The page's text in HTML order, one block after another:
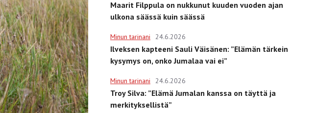
Maarit Filppula on nukkunut kuuden vuoden ajan
ulkona säässä kuin säässä
Minun tarinani 24.6.2026
Ilveksen kapteeni Sauli Väisänen: ”Elämän tärkein
kysymys on, onko Jumalaa vai ei”
Minun tarinani 24.6.2026
Troy Silva: ”Elämä Jumalan kanssa on täyttä ja
merkityksellistä”